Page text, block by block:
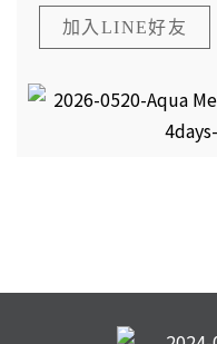
加入LINE好友